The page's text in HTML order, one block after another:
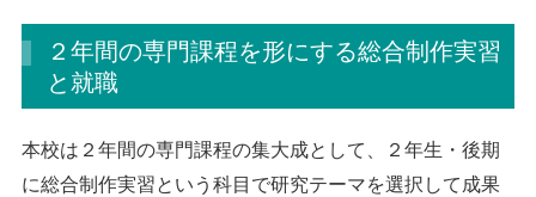
２年間の専門課程を形にする総合制作実習
と就職
本校は２年間の専門課程の集大成として、２年生・後期
に総合制作実習という科目で研究テーマを選択して成果